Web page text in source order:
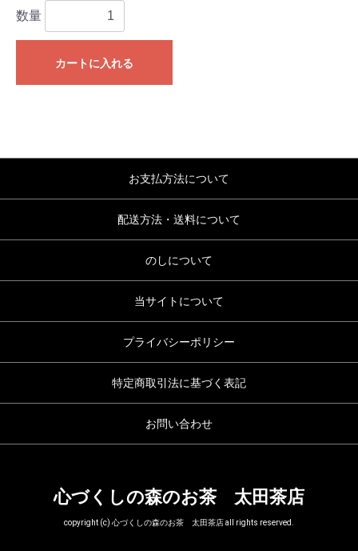
数量
カートに入れる
お支払方法について
配送方法・送料について
のしについて
当サイトについて
プライバシーポリシー
特定商取引法に基づく表記
お問い合わせ
心づくしの森のお茶 太田茶店
copyright (c) 心づくしの森のお茶 太田茶店 all rights reserved.